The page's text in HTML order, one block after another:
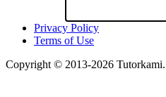
Privacy Policy
Terms of Use
Copyright © 2013-2026